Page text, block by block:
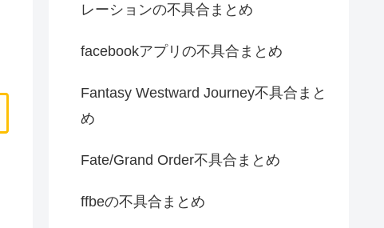
レーションの不具合まとめ
facebookアプリの不具合まとめ
Fantasy Westward Journey不具合まと
め
Fate/Grand Order不具合まとめ
ffbeの不具合まとめ